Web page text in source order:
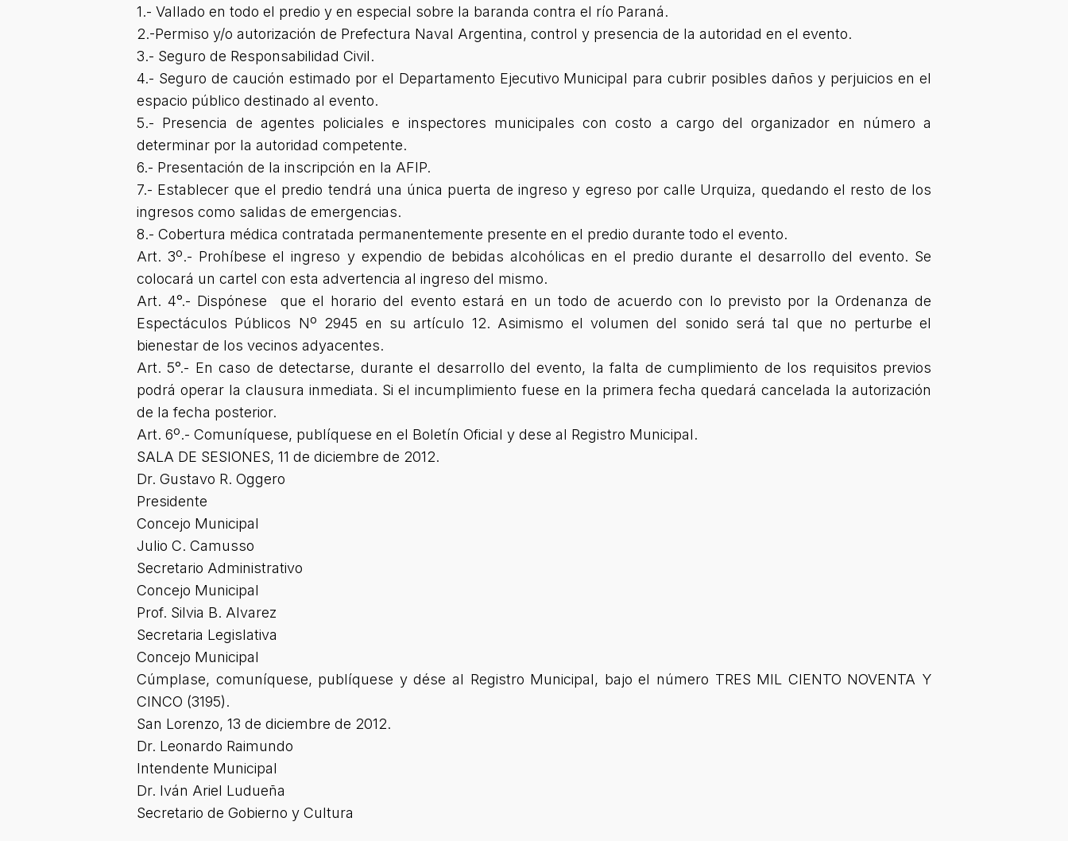
1.- Vallado en todo el predio y en especial sobre la baranda contra el río Paraná.
2.-Permiso y/o autorización de Prefectura Naval Argentina, control y presencia de la autoridad en el evento.
3.- Seguro de Responsabilidad Civil.
4.- Seguro de caución estimado por el Departamento Ejecutivo Municipal para cubrir posibles daños y perjuicios en el
espacio público destinado al evento.
5.- Presencia de agentes policiales e inspectores municipales con costo a cargo del organizador en número a
determinar por la autoridad competente.
6.- Presentación de la inscripción en la AFIP.
7.- Establecer que el predio tendrá una única puerta de ingreso y egreso por calle Urquiza, quedando el resto de los
ingresos como salidas de emergencias.
8.- Cobertura médica contratada permanentemente presente en el predio durante todo el evento.
Art. 3º.- Prohíbese el ingreso y expendio de bebidas alcohólicas en el predio durante el desarrollo del evento. Se
colocará un cartel con esta advertencia al ingreso del mismo.
Art. 4°.- Dispónese que el horario del evento estará en un todo de acuerdo con lo previsto por la Ordenanza de
Espectáculos Públicos Nº 2945 en su artículo 12. Asimismo el volumen del sonido será tal que no perturbe el
bienestar de los vecinos adyacentes.
Art. 5°.- En caso de detectarse, durante el desarrollo del evento, la falta de cumplimiento de los requisitos previos
podrá operar la clausura inmediata. Si el incumplimiento fuese en la primera fecha quedará cancelada la autorización
de la fecha posterior.
Art. 6º.- Comuníquese, publíquese en el Boletín Oficial y dese al Registro Municipal.
SALA DE SESIONES, 11 de diciembre de 2012.
Dr. Gustavo R. Oggero
Presidente
Concejo Municipal
Julio C. Camusso
Secretario Administrativo
Concejo Municipal
Prof. Silvia B. Alvarez
Secretaria Legislativa
Concejo Municipal
Cúmplase, comuníquese, publíquese y dése al Registro Municipal, bajo el número TRES MIL CIENTO NOVENTA Y
CINCO (3195).
San Lorenzo, 13 de diciembre de 2012.
Dr. Leonardo Raimundo
Intendente Municipal
Dr. Iván Ariel Ludueña
Secretario de Gobierno y Cultura